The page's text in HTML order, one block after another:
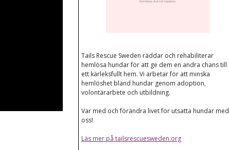
Tails Rescue Sweden räddar och rehabiliterar
hemlösa hundar för att ge dem en andra chans till
ett kärleksfullt hem. Vi arbetar för att minska
hemlöshet bland hundar genom adoption,
volontärarbete och utbildning.
Var med och förändra livet för utsatta hundar med
oss!
Läs mer på tailsrescuesweden.org